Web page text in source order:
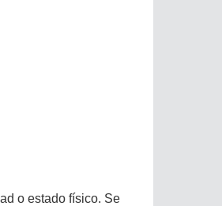
o estado físico. Se